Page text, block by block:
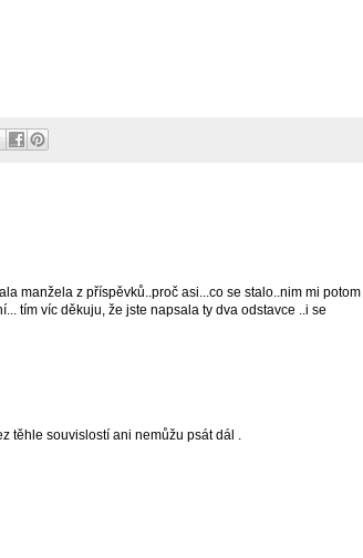
manžela z příspěvků..proč asi...co se stalo..nim mi potom
tím víc děkuju, že jste napsala ty dva odstavce ..i se
těhle souvislostí ani nemůžu psát dál .